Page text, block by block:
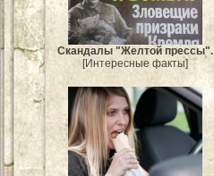
Скандалы "Желтой прессы".
[Интересные факты]